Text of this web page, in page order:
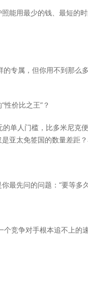
能用最少的钱、最短的
专属，但你用不到那么
性价比之王”？
单人门槛，比多米尼克
亚太免签国的数量差距
最先问的问题：“要等多
竞争对手根本追不上的